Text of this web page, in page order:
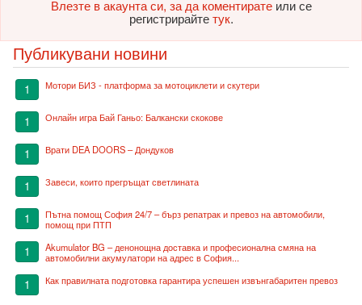
Влезте в акаунта си, за да коментиратеили се
регистрирайтетук.
Публикувани новини
1 Мотори БИЗ - платформа за мотоциклети и скутери
1 Онлайн игра Бай Ганьо: Балкански скокове
1 Врати DEA DOORS – Дондуков
1 Завеси, които прегръщат светлината
1
Пътна помощ София 24/7 – бърз репатрак и превоз на автомобили,
помощ при ПТП
1
Akumulator BG – денонощна доставка и професионална смяна на
автомобилни акумулатори на адрес в София...
1 Как правилната подготовка гарантира успешен извънгабаритен превоз